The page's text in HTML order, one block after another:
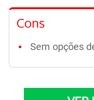
Cons
Sem opções